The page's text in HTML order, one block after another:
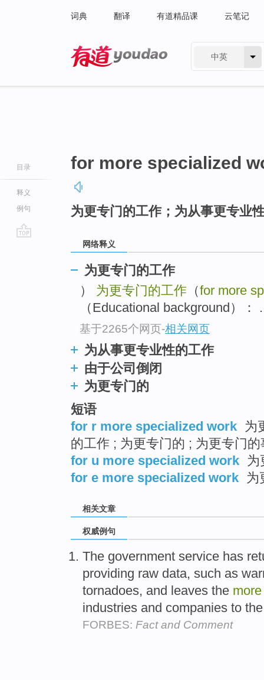
词典 翻译 有道精品课 云笔记
中英
目录
释义
例句
for more specialized
为更专门的工作；为从事更专业
网络释义
为更专门的工作
） 为更专门的工作 （for more
（Educational background）： .
基于2265个网页-相关网页
为从事更专业性的工作
由于公司倒闭
为更专门的
短语
for r more specialized work 为
的工作 ; 为更专门的 ; 为更专门的
for u more specialized work 为
for e more specialized work 为
相关文章
权威例句
The government service has
providing raw data, such as
tornadoes, and leaves the more
industries and companies to
FORBES: Fact and Comment